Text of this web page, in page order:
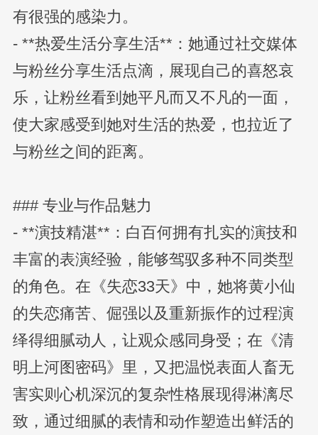
有很强的感染力。
- **热爱生活分享生活**：她通过社交媒体
与粉丝分享生活点滴，展现自己的喜怒哀
乐，让粉丝看到她平凡而又不凡的一面，
使大家感受到她对生活的热爱，也拉近了
与粉丝之间的距离。
### 专业与作品魅力
- **演技精湛**：白百何拥有扎实的演技和
丰富的表演经验，能够驾驭多种不同类型
的角色。在《失恋33天》中，她将黄小仙
的失恋痛苦、倔强以及重新振作的过程演
绎得细腻动人，让观众感同身受；在《清
明上河图密码》里，又把温悦表面人畜无
害实则心机深沉的复杂性格展现得淋漓尽
致，通过细腻的表情和动作塑造出鲜活的